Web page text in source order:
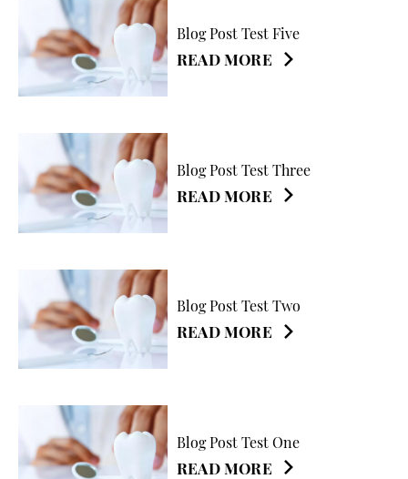
Blog Post Test Five
READ MORE
Blog Post Test Three
READ MORE
Blog Post Test Two
READ MORE
Blog Post Test One
READ MORE